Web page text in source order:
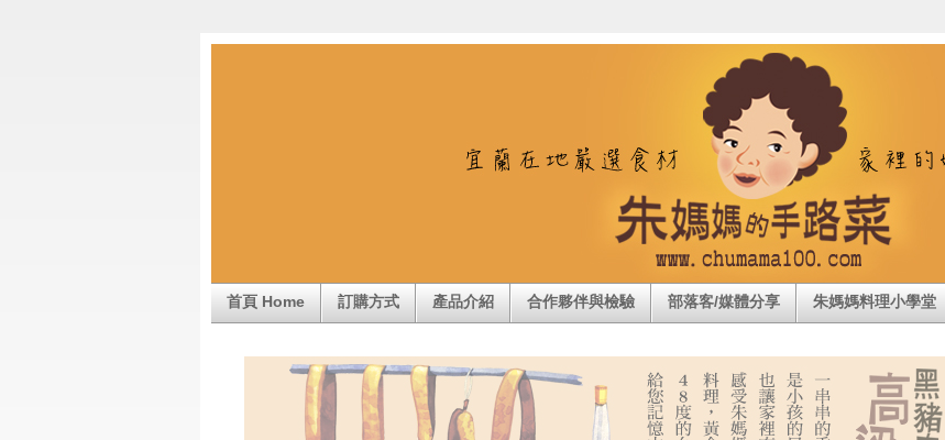
首頁 Home 訂購方式 產品介紹 合作夥伴與檢驗 部落客/媒體分享 朱媽媽料理小學堂